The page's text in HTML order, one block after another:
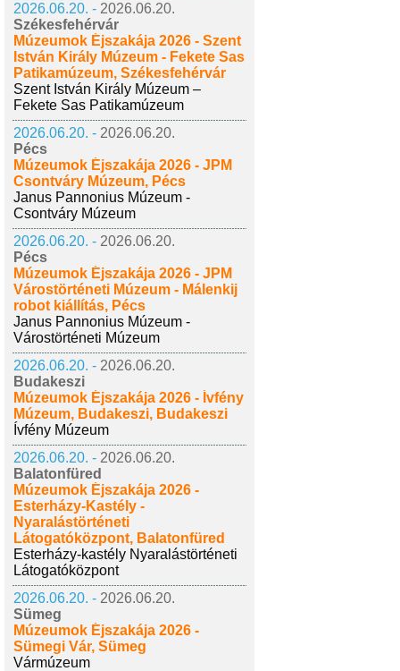
2026.06.20. - 2026.06.20.
Székesfehérvár
Múzeumok Éjszakája 2026 - Szent
István Király Múzeum - Fekete Sas
Patikamúzeum, Székesfehérvár
Szent István Király Múzeum –
Fekete Sas Patikamúzeum
2026.06.20. - 2026.06.20.
Pécs
Múzeumok Éjszakája 2026 - JPM
Csontváry Múzeum, Pécs
Janus Pannonius Múzeum -
Csontváry Múzeum
2026.06.20. - 2026.06.20.
Pécs
Múzeumok Éjszakája 2026 - JPM
Várostörténeti Múzeum - Málenkij
robot kiállítás, Pécs
Janus Pannonius Múzeum -
Várostörténeti Múzeum
2026.06.20. - 2026.06.20.
Budakeszi
Múzeumok Éjszakája 2026 - Ívfény
Múzeum, Budakeszi, Budakeszi
Ívfény Múzeum
2026.06.20. - 2026.06.20.
Balatonfüred
Múzeumok Éjszakája 2026 -
Esterházy-Kastély -
Nyaralástörténeti
Látogatóközpont, Balatonfüred
Esterházy-kastély Nyaralástörténeti
Látogatóközpont
2026.06.20. - 2026.06.20.
Sümeg
Múzeumok Éjszakája 2026 -
Sümegi Vár, Sümeg
Vármúzeum